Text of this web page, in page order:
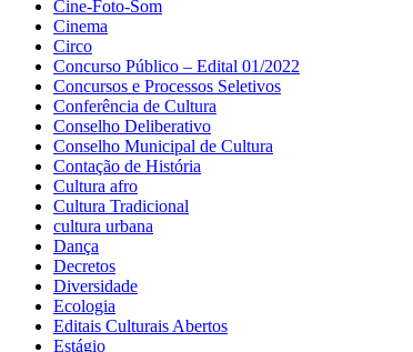
Cine-Foto-Som
Cinema
Circo
Concurso Público – Edital 01/2022
Concursos e Processos Seletivos
Conferência de Cultura
Conselho Deliberativo
Conselho Municipal de Cultura
Contação de História
Cultura afro
Cultura Tradicional
cultura urbana
Dança
Decretos
Diversidade
Ecologia
Editais Culturais Abertos
Estágio